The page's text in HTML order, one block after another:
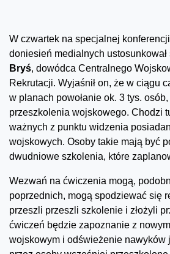
W czwartek na specjalnej
doniesień medialnych ustosunkował
Bryś, dowódca Centralnego
Rekrutacji. Wyjaśnił on, że w ciągu
w planach powołanie ok. 3 tys.
przeszkolenia wojskowego. Chodzi
ważnych z punktu widzenia
wojskowych. Osoby takie mają być
dwudniowe szkolenia, które
Wezwań na ćwiczenia mogą,
poprzednich, mogą spodziewać się
przeszli przeszli szkolenie i złożyli
ćwiczeń będzie zapoznanie z
wojskowym i odświeżenie nawyków